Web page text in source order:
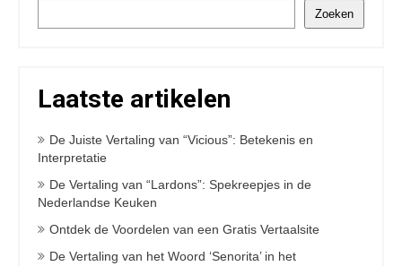
Zoeken
Laatste artikelen
De Juiste Vertaling van “Vicious”: Betekenis en
Interpretatie
De Vertaling van “Lardons”: Spekreepjes in de
Nederlandse Keuken
Ontdek de Voordelen van een Gratis Vertaalsite
De Vertaling van het Woord ‘Senorita’ in het